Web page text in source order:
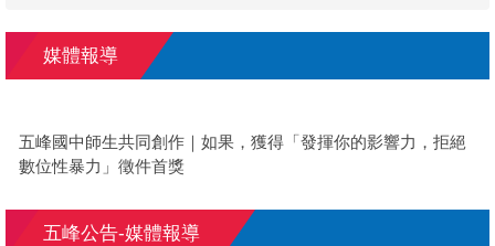
交通位置
媒體報導
五峰國中師生共同創作｜如果，獲得「發揮你的影響力，拒絕
數位性暴力」徵件首獎
五峰公告-媒體報導